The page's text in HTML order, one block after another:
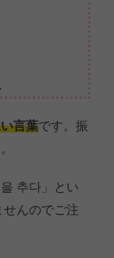
言葉です。振
추다」とい
んのでご注